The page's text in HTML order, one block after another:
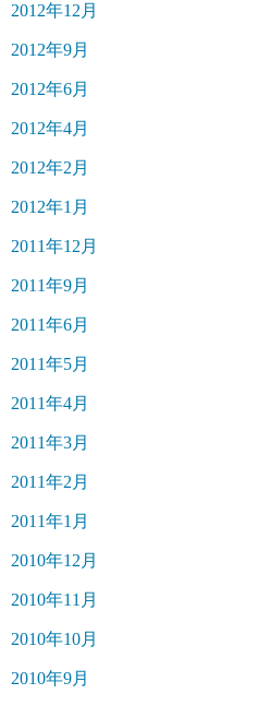
2012年12月
2012年9月
2012年6月
2012年4月
2012年2月
2012年1月
2011年12月
2011年9月
2011年6月
2011年5月
2011年4月
2011年3月
2011年2月
2011年1月
2010年12月
2010年11月
2010年10月
2010年9月